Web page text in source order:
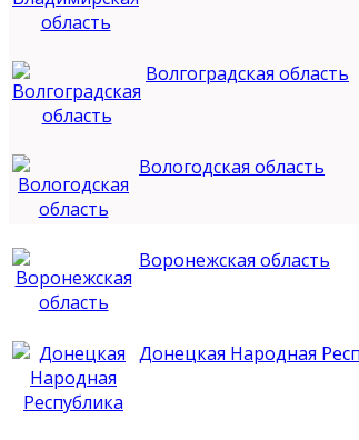
Волгоградская область
Вологодская область
Воронежская область
Донецкая Народная